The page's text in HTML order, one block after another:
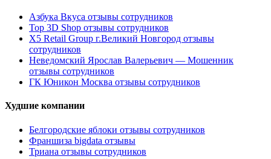
Азбука Вкуса отзывы сотрудников
Top 3D Shop отзывы сотрудников
X5 Retail Group г.Великий Новгород отзывы
сотрудников
Неведомский Ярослав Валерьевич — Мошенник
отзывы сотрудников
ГК Юникон Москва отзывы сотрудников
Худшие компании
Белгородские яблоки отзывы сотрудников
Франшиза bigdata отзывы
Триана отзывы сотрудников